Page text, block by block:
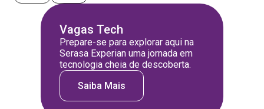
Vagas Tech
Prepare-se para explorar aqui na
Serasa Experian uma jornada em
tecnologia cheia de descoberta.
Saiba Mais